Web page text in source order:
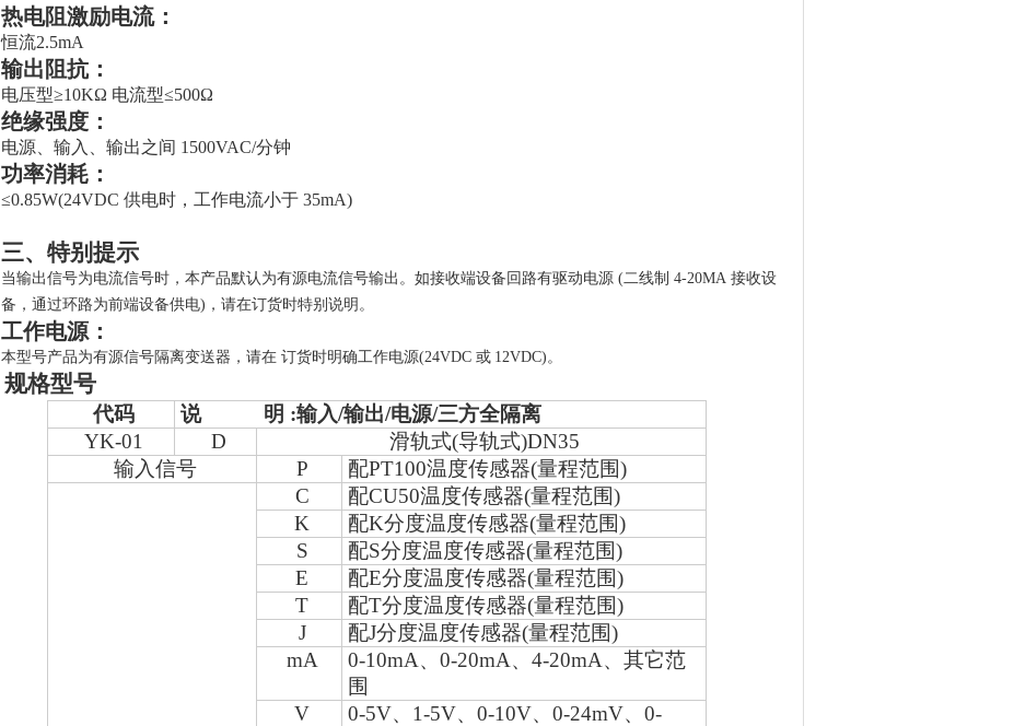
热电阻激励电流：
恒流2.5mA
输出阻抗：
电压型≥10KΩ 电流型≤500Ω
绝缘强度：
电源、输入、输出之间 1500VAC/分钟
功率消耗：
≤0.85W(24VDC 供电时，工作电流小于 35mA)
三、特别提示
当输出信号为电流信号时，本产品默认为有源电流信号输出。如接收端设备回路有驱动电源 (二线制 4-20MA 接收设
备，通过环路为前端设备供电)，请在订货时特别说明。
工作电源：
本型号产品为有源信号隔离变送器，请在 订货时明确工作电源(24VDC 或 12VDC)。
规格型号
代码
说 明 :输入/输出/电源/三方全隔离
YK-01
D 滑轨式(导轨式)DN35
输入信号
P 配PT100温度传感器(量程范围)
C
配CU50温度传感器(量程范围)
K
配K分度温度传感器(量程范围)
S
配S分度温度传感器(量程范围)
E
配E分度温度传感器(量程范围)
T
配T分度温度传感器(量程范围)
J
配J分度温度传感器(量程范围)
mA
0-10mA、0-20mA、4-20mA、其它范
围
V
0-5V、 1-5V、0-10V、0-24mV、0-